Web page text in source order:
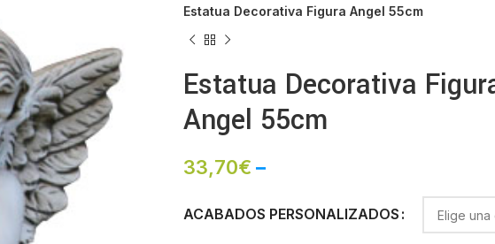
Estatua Decorativa Figura Angel 55cm
Estatua Decorativa
Angel 55cm
33,70€ –
ACABADOS PERSONALIZADOS